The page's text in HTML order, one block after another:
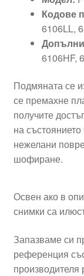
Кодове
6106LL,
6106HF,
Подмяната се
се премахне
получите
на
нежелани
шофиране.
Освен ако в
снимки са
Запазваме си
референция